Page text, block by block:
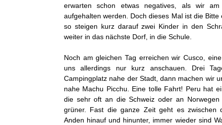
erwarten schon etwas negatives, als wir
aufgehalten werden. Doch dieses Mal ist die
so steigen kurz darauf zwei Kinder in den
weiter in das nächste Dorf, in die Schule.
Noch am gleichen Tag erreichen wir Cusco,
uns allerdings nur kurz anschauen. Drei
Campingplatz nahe der Stadt, dann machen wir
nahe Machu Picchu. Eine tolle Fahrt! Peru hat
die sehr oft an die Schweiz oder an
grüner. Fast die ganze Zeit geht es zwischen
Anden hinauf und hinunter, immer wieder sind